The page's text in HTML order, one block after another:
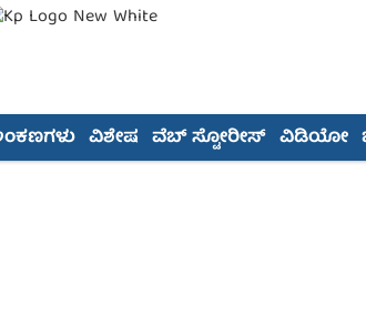
ವಿಶೇಷ ವೆಬ್ ಸ್ಟೋರೀಸ್ ವಿಡಿಯೋ